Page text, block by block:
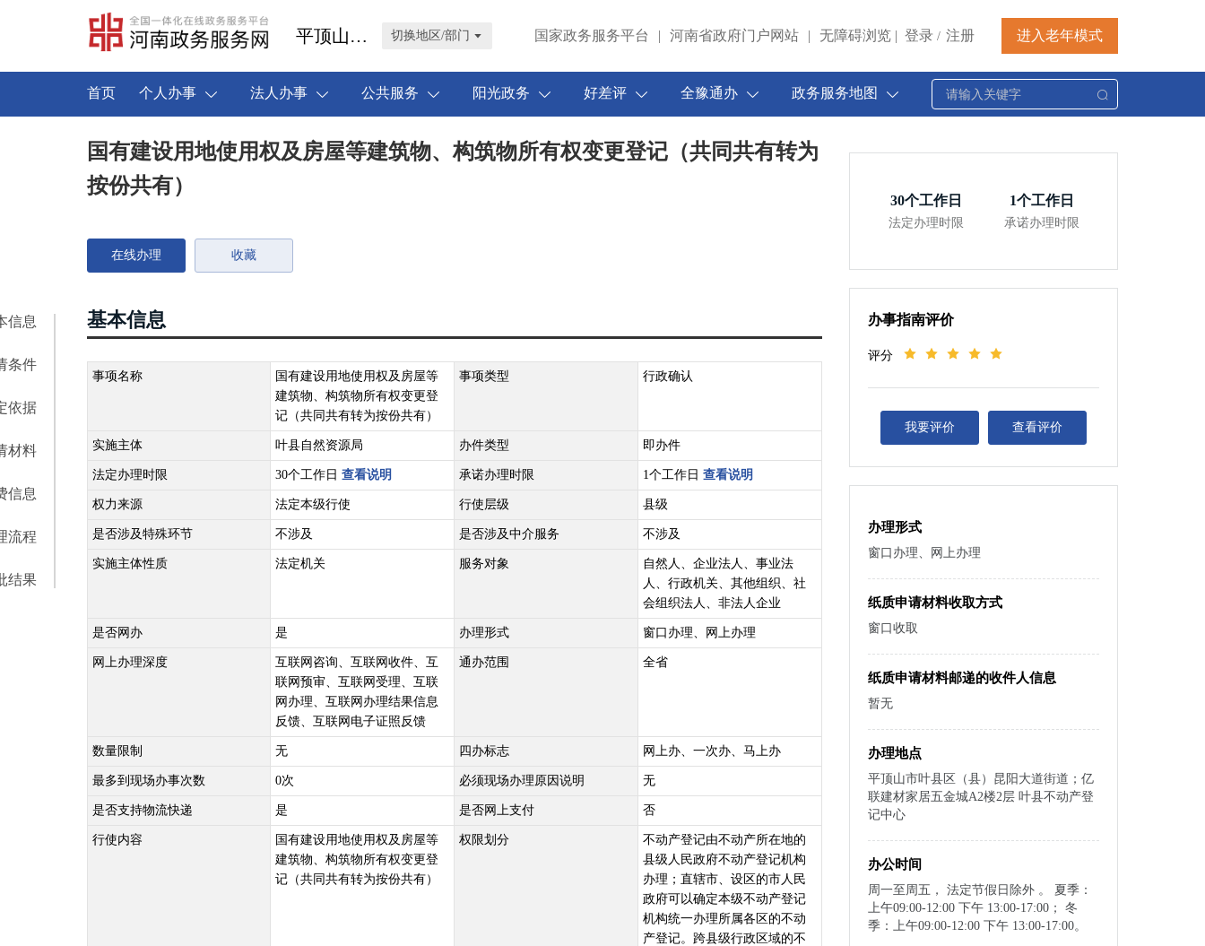
平顶山市叶县 切换地区/部门 国家政务服务平台 | 河南省政府门户网站 | 无障碍浏览 | 登录 / 注册 进入老年模式
首页 个人办事 法人办事 公共服务 阳光政务 好差评 全豫通办 政务服务地图
信息
条件
依据
材料
信息
流程
结果
国有建设用地使用权及房屋等建筑物、构筑物所有权变更登记（共同共有转为
按份共有）
在线办理 收藏
基本信息
事项名称
国有建设用地使用权及房屋等
建筑物、构筑物所有权变更登
记（共同共有转为按份共有）
事项类型 行政确认
实施主体 叶县自然资源局 办件类型 即办件
法定办理时限 30个工作日 查看说明 承诺办理时限 1个工作日 查看说明
权力来源 法定本级行使 行使层级 县级
是否涉及特殊环节 不涉及 是否涉及中介服务 不涉及
实施主体性质 法定机关 服务对象
自然人、企业法人、事业法
人、行政机关、其他组织、社
会组织法人、非法人企业
是否网办 是 办理形式 窗口办理、网上办理
网上办理深度
互联网咨询、互联网收件、互
联网预审、互联网受理、互联
网办理、互联网办理结果信息
反馈、互联网电子证照反馈
通办范围 全省
数量限制 无 四办标志 网上办、一次办、马上办
最多到现场办事次数 0次 必须现场办理原因说明 无
是否支持物流快递 是 是否网上支付 否
行使内容
国有建设用地使用权及房屋等
建筑物、构筑物所有权变更登
记（共同共有转为按份共有）
权限划分
不动产登记由不动产所在地的
县级人民政府不动产登记机构
办理；直辖市、设区的市人民
政府可以确定本级不动产登记
机构统一办理所属各区的不动
产登记。跨县级行政区域的不
30个工作日
法定办理时限
1个工作日
承诺办理时限
办事指南评价
评分
我要评价 查看评价
办理形式
窗口办理、网上办理
纸质申请材料收取方式
窗口收取
纸质申请材料邮递的收件人信息
暂无
办理地点
平顶山市叶县区（县）昆阳大道街道；亿
联建材家居五金城A2楼2层 叶县不动产登
记中心
办公时间
周一至周五， 法定节假日除外 。 夏季：
上午09:00-12:00 下午 13:00-17:00； 冬
季：上午09:00-12:00 下午 13:00-17:00。